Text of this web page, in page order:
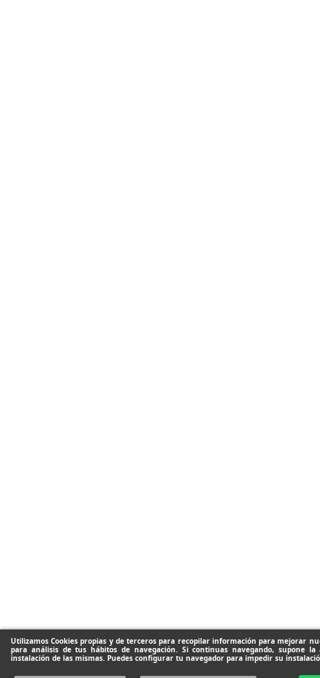
Utilizamos Cookies propias y de terceros para recopilar información para mejorar
para análisis de tus hábitos de navegación. Si continuas navegando, supone la
instalación de las mismas. Puedes configurar tu navegador para impedir su